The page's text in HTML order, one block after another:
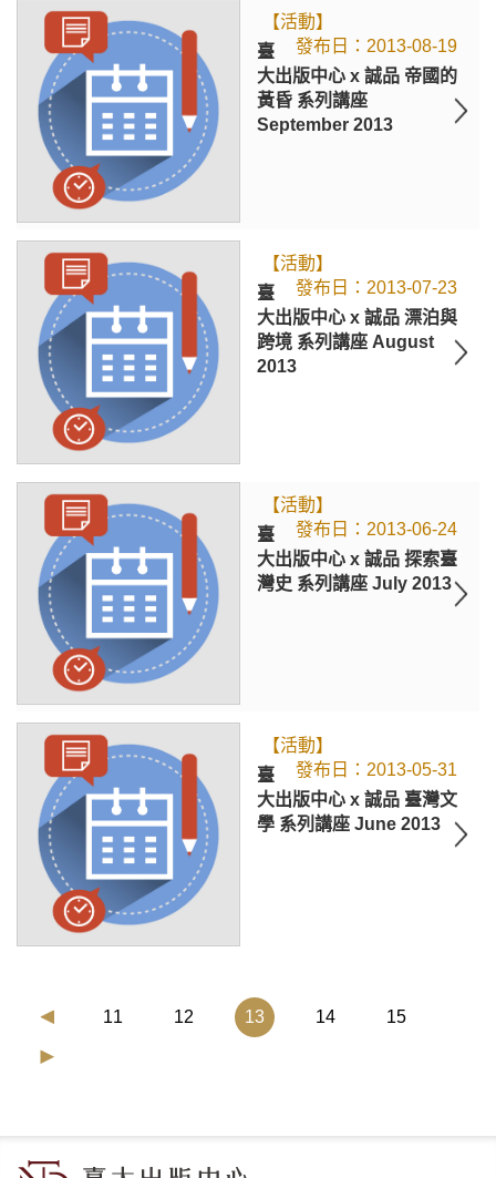
【活動】
2013-08-19
臺
大出版中心 x 誠品 帝國的
黃昏 系列講座
September 2013
【活動】
2013-07-23
臺
大出版中心 x 誠品 漂泊與
跨境 系列講座 August
2013
【活動】
2013-06-24
臺
大出版中心 x 誠品 探索臺
灣史 系列講座 July 2013
【活動】
2013-05-31
臺
大出版中心 x 誠品 臺灣文
學 系列講座 June 2013
11 12 13(current)
14 15